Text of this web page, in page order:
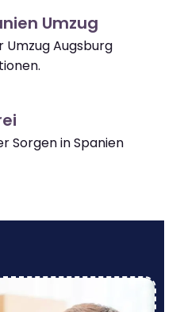
Umzug
Augsburg
Sorgen in Spanien